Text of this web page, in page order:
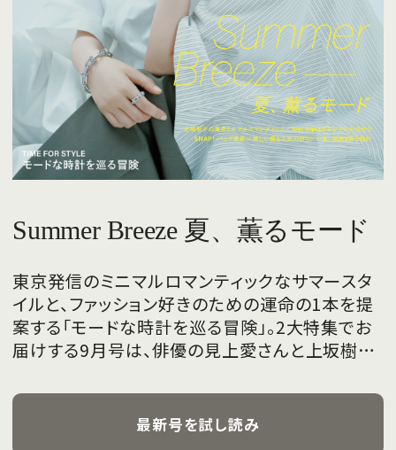
Summer Breeze 夏、薫るモード
東京発信のミニマルロマンティックなサマースタ
イルと、ファッション好きのための運命の1本を提
案する「モードな時計を巡る冒険」。2大特集でお
届けする9月号は、俳優の見上愛さんと上坂樹里
飾ります。
最新号を試し読み